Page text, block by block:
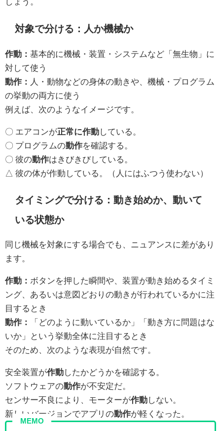
対象で分ける：人か機械か
作動： 基本的に機械・装置・システムなど「無生物」に
対して使う
動作：
人・動物などの身体の動きや、機械・プログラム
の挙動の両方に使う
例えば、次のようなイメージです。
〇 エアコンが正常に作動している。
〇 プログラムの動作を確認する。
〇 彼の動作はきびきびしている。
△ 彼の体が作動している。（人にはふつう使わない）
タイミングで分ける：動き始めか、動いて
いる状態か
同じ機械を対象にする場合でも、ニュアンスに差があり
ます。
作動： ボタンを押した瞬間や、装置が動き始めるタイミ
ング、あるいは意図どおりの動きが行われているかに注
目するとき
動作：
「どのように動いているか」「動き方に問題はな
いか」という挙動全体に注目するとき
そのため、次のような表現が自然です。
安全装置が作動したかどうかを確認する。
ソフトウェアの動作が不安定だ。
センサー不良により、モーターが作動しない。
新しいバージョンでアプリの動作が軽くなった。
MEMO